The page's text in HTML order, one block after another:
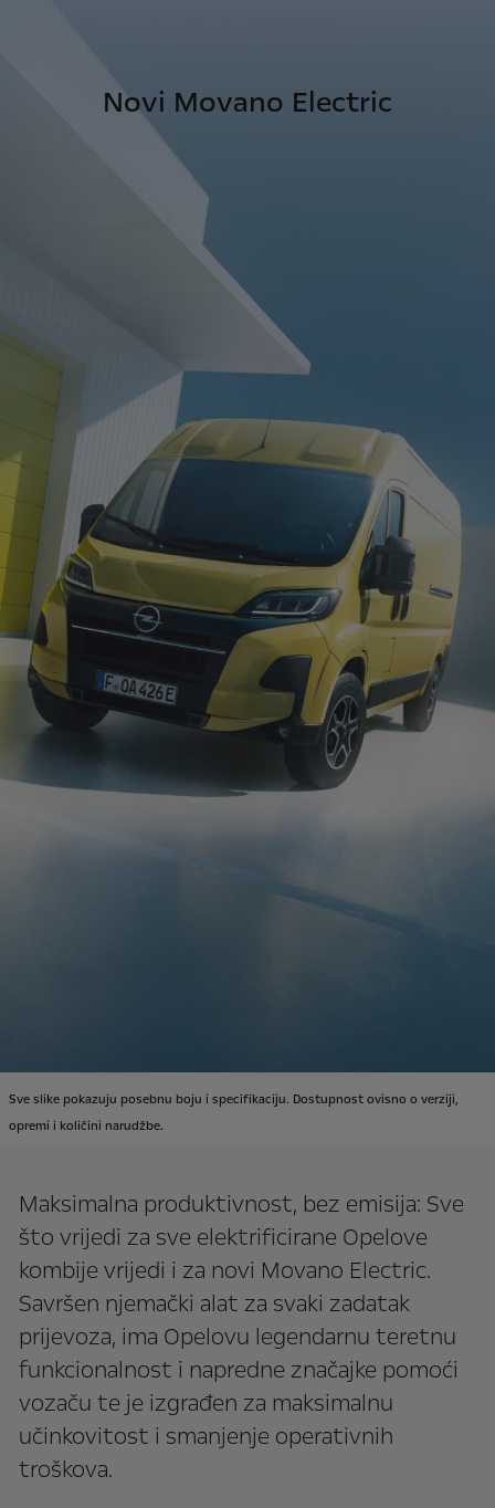
Sve slike pokazuju posebnu boju i specifikaciju. Dostupnost ovisno o verziji,
opremi i količini narudžbe.
Novi Movano Electric
Maksimalna produktivnost, bez emisija: Sve
što vrijedi za sve elektrificirane Opelove
kombije vrijedi i za novi Movano Electric.
Savršen njemački alat za svaki zadatak
prijevoza, ima Opelovu legendarnu teretnu
funkcionalnost i napredne značajke pomoći
vozaču te je izgrađen za maksimalnu
učinkovitost i smanjenje operativnih
troškova.